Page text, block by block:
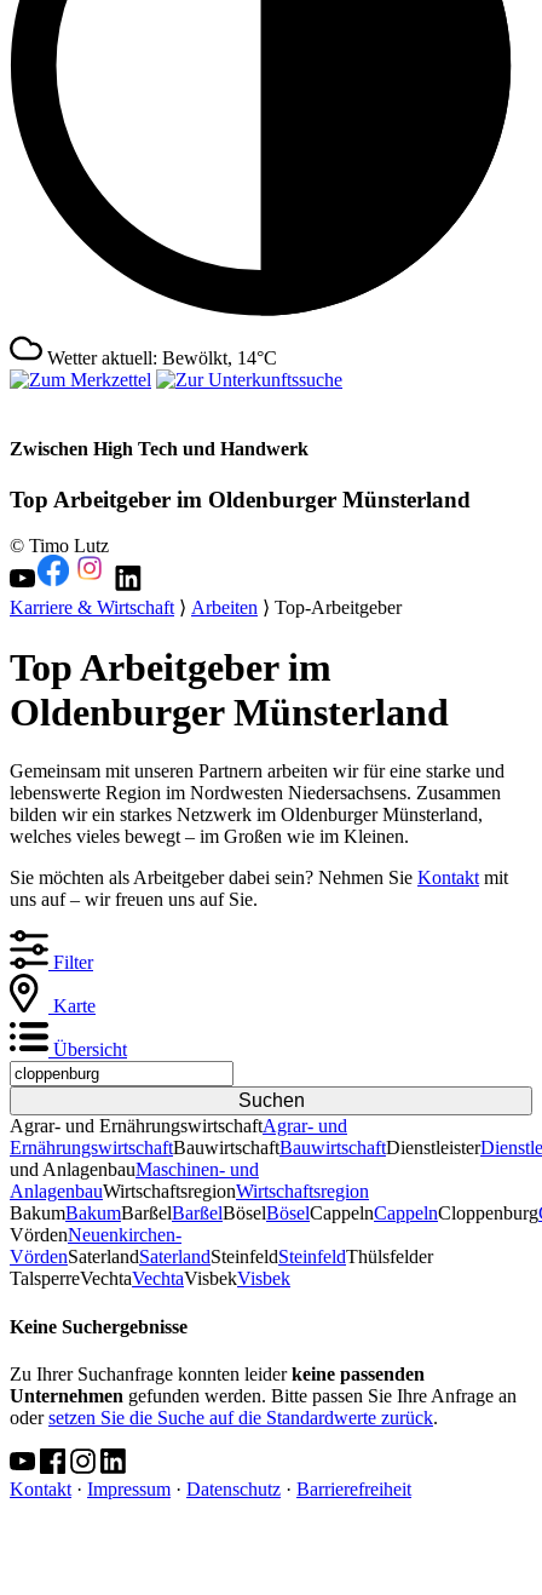
Wetter aktuell: Bewölkt, 14°C
Zwischen High Tech und Handwerk
Top Arbeitgeber im Oldenburger Münsterland
© Timo Lutz
Karriere & Wirtschaft⟩ Arbeiten ⟩ Top-Arbeitgeber
Top Arbeitgeber im
Oldenburger Münsterland
Gemeinsam mit unseren Partnern arbeiten wir für eine starke und
lebenswerte Region im Nordwesten Niedersachsens. Zusammen
bilden wir ein starkes Netzwerk im Oldenburger Münsterland,
welches vieles bewegt – im Großen wie im Kleinen.
Sie möchten als Arbeitgeber dabei sein? Nehmen Sie Kontakt mit
uns auf – wir freuen uns auf Sie.
Filter
Karte
Übersicht
Agrar- und ErnährungswirtschaftAgrar- und
ErnährungswirtschaftBauwirtschaftBauwirtschaftDienstleister
und AnlagenbauMaschinen- und
AnlagenbauWirtschaftsregionWirtschaftsregion
BakumBakumBarßelBarßelBöselBöselCappelnCappelnCloppenburg
VördenNeuenkirchen-
VördenSaterlandSaterlandSteinfeldSteinfeldThülsfelder
TalsperreVechtaVechtaVisbekVisbek
Keine Suchergebnisse
Zu Ihrer Suchanfrage konnten leiderkeine passenden
Unternehmen gefunden werden. Bitte passen Sie Ihre Anfrage an
odersetzen Sie die Suche auf die Standardwerte zurück.
Kontakt · Impressum · Datenschutz · Barrierefreiheit